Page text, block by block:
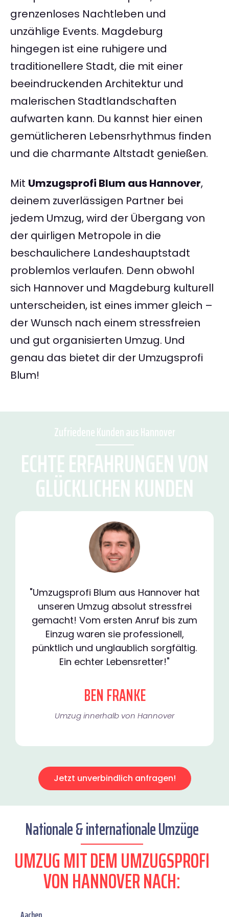
grenzenloses Nachtleben und
unzählige Events. Magdeburg
hingegen ist eine ruhigere und
traditionellere Stadt, die mit einer
beeindruckenden Architektur und
malerischen Stadtlandschaften
aufwarten kann. Du kannst hier einen
gemütlicheren Lebensrhythmus finden
und die charmante Altstadt genießen.
Mit Umzugsprofi Blum aus Hannover,
deinem zuverlässigen Partner bei
jedem Umzug, wird der Übergang von
der quirligen Metropole in die
beschaulichere Landeshauptstadt
problemlos verlaufen. Denn obwohl
sich Hannover und Magdeburg kulturell
unterscheiden, ist eines immer gleich –
der Wunsch nach einem stressfreien
und gut organisierten Umzug. Und
genau das bietet dir der Umzugsprofi
Blum!
Zufriedene Kunden aus Hannover
ECHTE ERFAHRUNGEN VON
GLÜCKLICHEN KUNDEN
"Umzugsprofi Blum aus Hannover hat
unseren Umzug absolut stressfrei
gemacht! Vom ersten Anruf bis zum
Einzug waren sie professionell,
pünktlich und unglaublich sorgfältig.
Ein echter Lebensretter!"
BEN FRANKE
Umzug innerhalb von Hannover​
Jetzt unverbindlich anfragen!
Nationale & internationale Umzüge
UMZUG MIT DEM UMZUGSPROFI
VON HANNOVER NACH: